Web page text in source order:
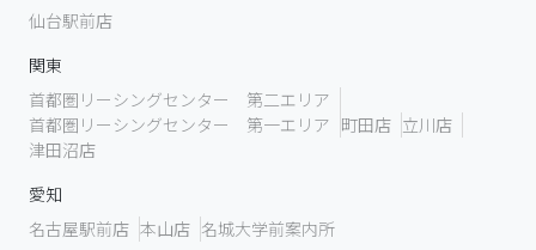
仙台駅前店
関東
首都圏リーシングセンター 第二エリア
首都圏リーシングセンター 第一エリア 町田店 立川店
津田沼店
愛知
名古屋駅前店 本山店 名城大学前案内所